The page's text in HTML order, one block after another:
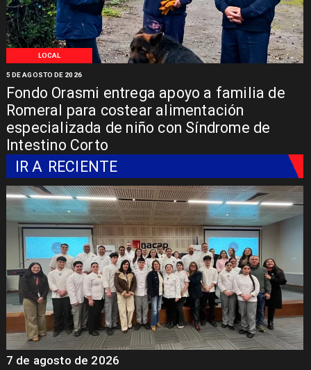
LOCAL
Fondo Orasmi entrega apoyo a familia de
Romeral para costear alimentación
especializada de niño con Síndrome de
Intestino Corto
5 DE AGOSTO DE 2026
IR A RECIENTE
7 de agosto de 2026